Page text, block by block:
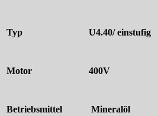
Typ U4.40/ einstufig
Motor 400V
Betriebsmittel Mineralöl